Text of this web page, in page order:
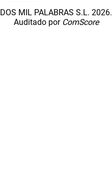
DOS MIL PALABRAS S.L. 2026.
Auditado por ComScore